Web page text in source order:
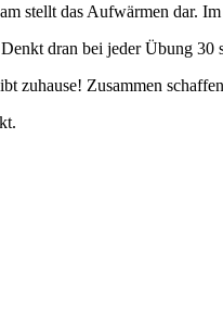
stellt das Aufwärmen dar.
dran bei jeder Übung 30
zuhause! Zusammen